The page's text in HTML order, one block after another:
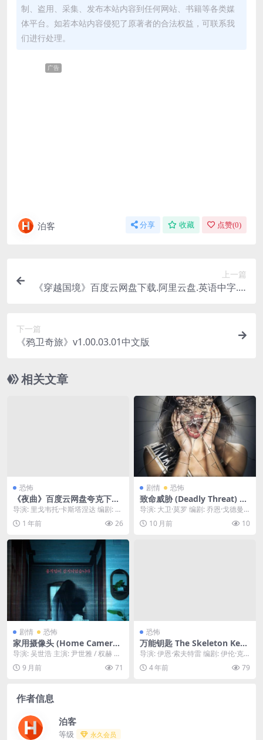
制、盗用、采集、发布本站内容到任何网站、书籍等各类媒
体平台。如若本站内容侵犯了原著者的合法权益，可联系我
们进行处理。
广告
泊客 分享 收藏 点赞(0)
上一篇
《穿越国境》百度云网盘下载.阿里云盘.英语中字.(2
下一篇
《鸦卫奇旅》v1.00.03.01中文版
相关文章
恐怖
《夜曲》百度云网盘夸克下载.
阿里云盘.中字.(2024)
导演: 里戈韦托·卡斯塔涅达 编剧: 里
戈韦托·卡斯塔涅达 资源下载：夜曲
下载阿...
1 年前 26
剧情 恐怖
致命威胁 (Deadly Threat) –
2025 – 惊悚 – 夸克网盘/百度
网盘免费下载📲（2025恐怖
片）一个女人收到一条来自未
导演: 大卫·莫罗 编剧: 乔恩·戈德曼
资源下载：致命威胁下载阿里云盘,
百度云...
10 月前 10
剧情 恐怖
家用摄像头 (Home Camera)
– 2025 – 惊悚/恐怖 – 夸克网
盘/百度网盘免费下载 📹（20
25恐怖片）一个家庭安装了
他们被监视和折磨的恐怖过
导演: 吴世浩 主演: 尹世雅 / 权赫 类
型: 恐怖 资源下载：家用摄像头下
载...9 月前 71
恐怖
万能钥匙 The Skeleton Key
(2005) 中字 1080P
导演: 伊恩·索夫特雷 编剧: 伊伦·克
鲁格 主演: 凯特·哈德森 / 吉娜·罗...
4 年前 79
作者信息
泊客
等级 永久会员